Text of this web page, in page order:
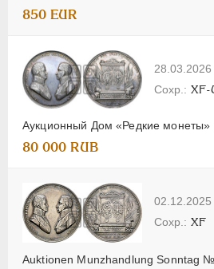
850 EUR
28.03.2026
Аукционный Дом «Редкие
XF-
80 000 RUB
02.12.2025
Auktionen Munzhandlung Sonntag
XF